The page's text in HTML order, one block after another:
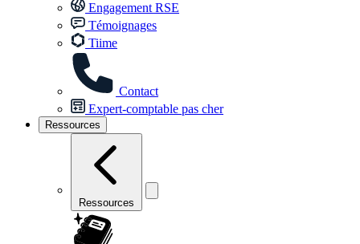
Engagement RSE
Témoignages
Tiime
Contact
Expert-comptable pas cher
Ressources
Ressources